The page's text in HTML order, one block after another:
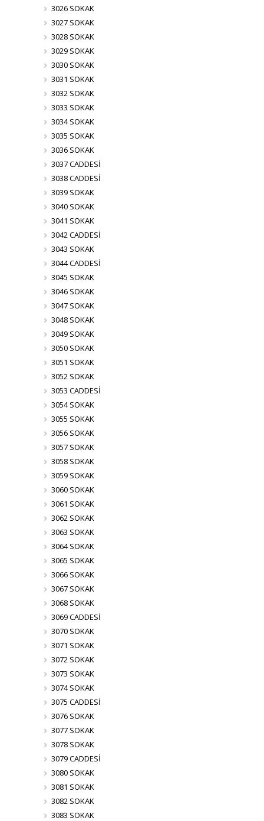
3026 SOKAK
3027 SOKAK
3028 SOKAK
3029 SOKAK
3030 SOKAK
3031 SOKAK
3032 SOKAK
3033 SOKAK
3034 SOKAK
3035 SOKAK
3036 SOKAK
3037 CADDESİ
3038 CADDESİ
3039 SOKAK
3040 SOKAK
3041 SOKAK
3042 CADDESİ
3043 SOKAK
3044 CADDESİ
3045 SOKAK
3046 SOKAK
3047 SOKAK
3048 SOKAK
3049 SOKAK
3050 SOKAK
3051 SOKAK
3052 SOKAK
3053 CADDESİ
3054 SOKAK
3055 SOKAK
3056 SOKAK
3057 SOKAK
3058 SOKAK
3059 SOKAK
3060 SOKAK
3061 SOKAK
3062 SOKAK
3063 SOKAK
3064 SOKAK
3065 SOKAK
3066 SOKAK
3067 SOKAK
3068 SOKAK
3069 CADDESİ
3070 SOKAK
3071 SOKAK
3072 SOKAK
3073 SOKAK
3074 SOKAK
3075 CADDESİ
3076 SOKAK
3077 SOKAK
3078 SOKAK
3079 CADDESİ
3080 SOKAK
3081 SOKAK
3082 SOKAK
3083 SOKAK